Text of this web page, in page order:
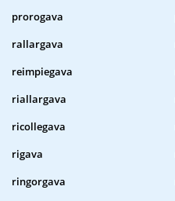
prorogava
rallargava
reimpiegava
riallargava
ricollegava
rigava
ringorgava